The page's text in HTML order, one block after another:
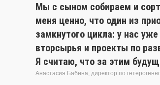
Мы с сыном собираем и
меня ценно, что один из
замкнутого цикла: у нас
вторсырья и проекты по
Я считаю, что за этим
Анастасия Бабина, директор по